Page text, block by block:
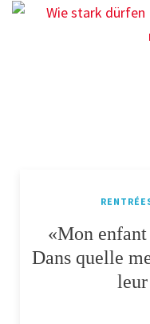
«Mon enfant
Dans quelle